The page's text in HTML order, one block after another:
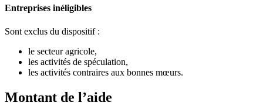
Entreprises inéligibles
Sont exclus du dispositif :
le secteur agricole,
les activités de spéculation,
les activités contraires aux bonnes mœurs.
Montant de l’aide